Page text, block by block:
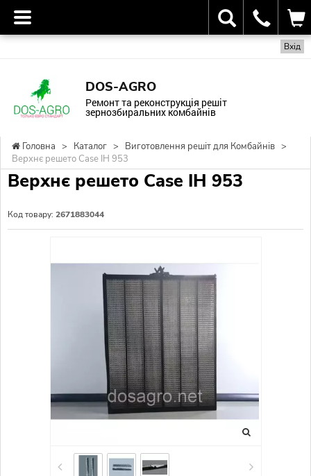
Вхід
DOS-AGRO
Ремонт та реконструкція решіт
зернозбиральних комбайнів
Головна > Каталог > Виготовлення решіт для Комбайнів >
Верхнє решето Case IH 953
Верхнє решето Case IH 953
Код товару: 2671883044